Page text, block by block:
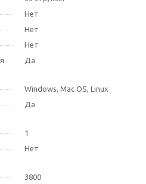
Нет
Нет
Нет
Да
Windows, Mac OS, Linux
Да
1
Нет
3800